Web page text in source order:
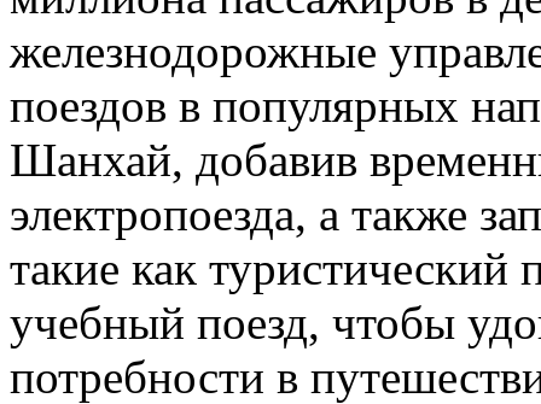
железнодорожные
поездов в популярных
Шанхай, добавив
электропоезда, а также
такие как туристический
учебный поезд, чтобы
потребности в